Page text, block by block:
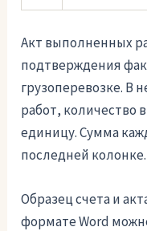
Акт выполненных
подтверждения
грузоперевозке. В
работ, количество
единицу. Сумма
последней колонке.
Образец счета и
формате Word